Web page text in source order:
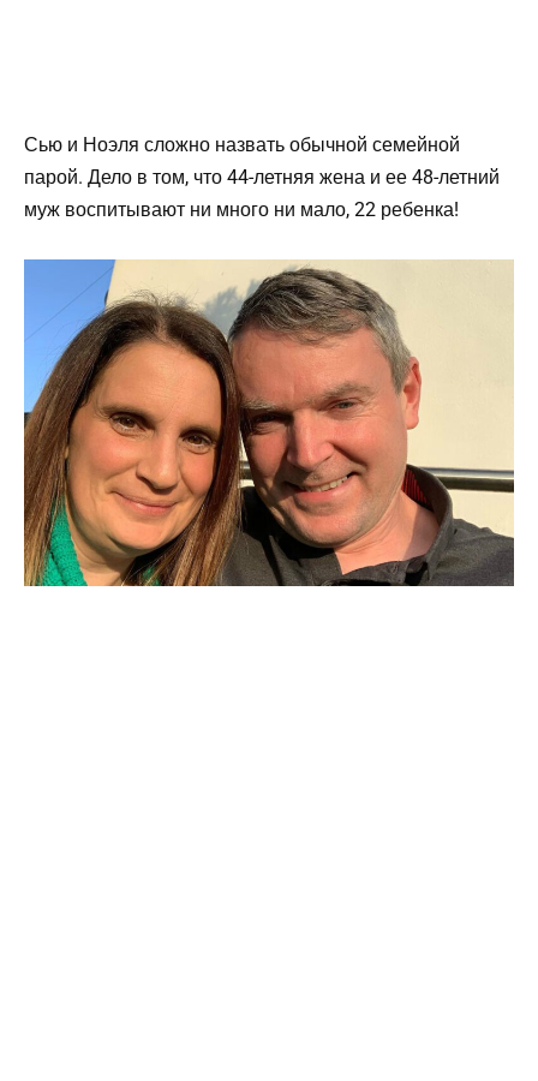
Сью и Ноэля сложно назвать обычной семейной
парой. Дело в том, что 44-летняя жена и ее 48-летний
муж воспитывают ни много ни мало, 22 ребенка!